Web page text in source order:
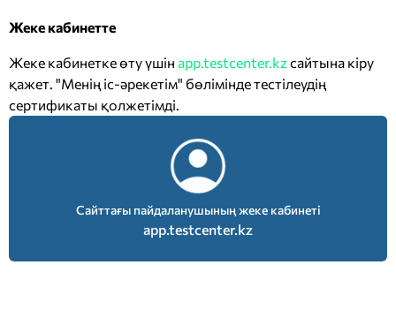
Жеке кабинетте
Жеке кабинетке өту үшін app.testcenter.kzсайтына кіру
қажет. "Менің іс-әрекетім" бөлімінде тестілеудің
сертификаты қолжетімді.
Сайттағы пайдаланушының жеке кабинеті
app.testcenter.kz